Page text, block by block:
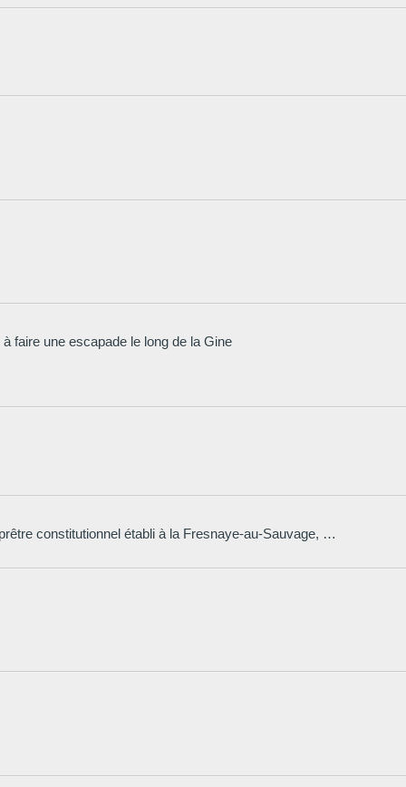
faire une escapade le long de la Gine
Un circuit bucolique dont les paysages ont marqué le jeune poète Vauquelin de la Fresnaye au milieu du XVIe siècle. À la révolution, un prêtre constitutionnel établi à la Fresnaye-au-Sauvage, s’éprit d’une gourgandine qui lui donna une fille devenue fort célèbre en son temps. Alexandre Dumas en fit « la Dame aux Camélias et Verdi, l’héroïne de l’opéra « La Traviata ».